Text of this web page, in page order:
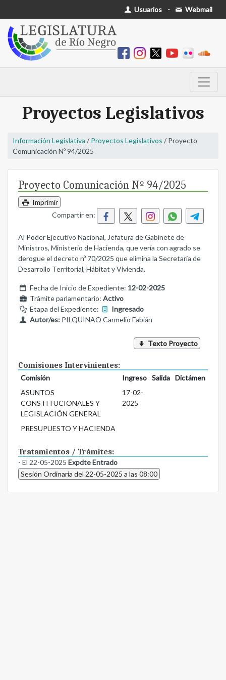
Usuarios - Webmail
Proyectos Legislativos
Información Legislativa / Proyectos Legislativos / Proyecto
Comunicación Nº 94/2025
Proyecto Comunicación Nº 94/2025
Imprimir
Compartir en:
Al Poder Ejecutivo Nacional, Jefatura de Gabinete de
Ministros, Ministerio de Hacienda, que vería con agrado se
derogue el decreto nº 70/2025 que elimina la Secretaría de
Desarrollo Territorial, Hábitat y Vivienda.
Fecha de Inicio de Expediente: 12-02-2025
Trámite parlamentario: Activo
Etapa del Expediente:
Ingresado
Autor/es:PILQUINAO Carmelio Fabián
Texto Proyecto
Comisiones Intervinientes:
Comisión Ingreso Salida
Dictámen
ASUNTOS
CONSTITUCIONALES Y
LEGISLACIÓN GENERAL
17-02-
2025
PRESUPUESTO Y HACIENDA
Tratamientos / Trámites:
- El 22-05-2025 Expdte Entrado
Sesión Ordinaria del 22-05-2025 a las 08:00